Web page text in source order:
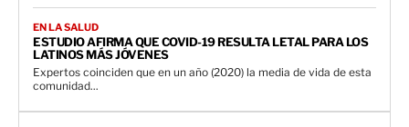
EN LA SALUD
ESTUDIO AFIRMA QUE COVID-19 RESULTA LETAL PARA LOS
LATINOS MÁS JÓVENES
Expertos coinciden que en un año (2020) la media de vida de esta
comunidad...